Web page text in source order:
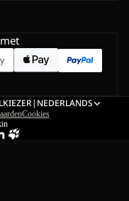
| NEDERLANDS
Cookies